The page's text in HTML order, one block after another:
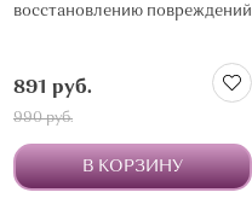
восстановлению повреждений
891 руб.
990 руб.
В КОРЗИНУ